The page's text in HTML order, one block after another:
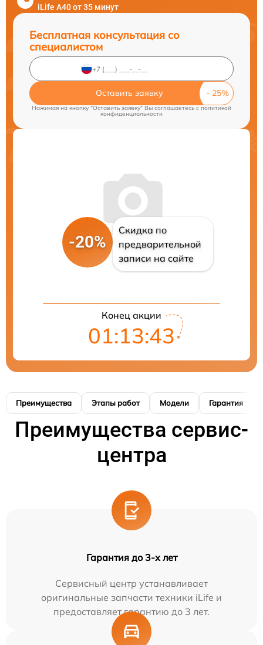
iLife A40 от 35 минут
Бесплатная консультация со
специалистом
Оставить заявку
Нажимая на кнопку "Оставить заявку" Вы соглашаетесь c политикой
конфиденциальности
-20%
Скидка по
предварительной
записи на сайте
Конец акции
01:13:42
Преимущества Этапы работ Модели Гарантия
Преимущества сервис-
центра
Гарантия до 3-х лет
Сервисный центр устанавливает
оригинальные запчасти техники iLife и
предоставляет гарантию до 3 лет.